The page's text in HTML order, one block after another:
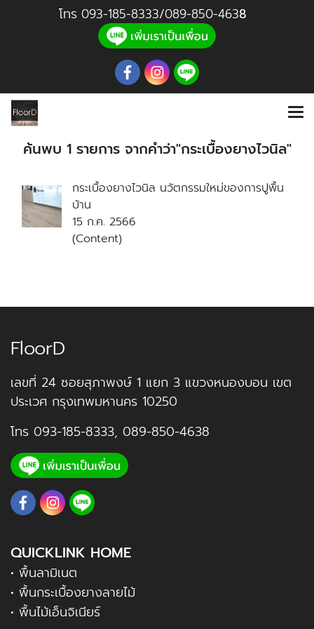
โทร 093-185-8333/089-850-4638
ค้นพบ 1 รายการ จากคำว่า"กระเบื้องยางไวนิล"
กระเบื้องยางไวนิล นวัตกรรมใหม่ของการปูพื้น
บ้าน
15 ก.ค. 2566
(Content)
FloorD
เลขที่ 24 ซอยสุภาพงษ์ 1 แยก 3 แขวงหนองบอน เขต
ประเวศ กรุงเทพมหานคร 10250
โทร 093-185-8333, 089-850-4638
QUICKLINK HOME
• พื้นลามิเนต
• พื้นกระเบื้องยางลายไม้
• พื้นไม้เอ็นจิเนียร์